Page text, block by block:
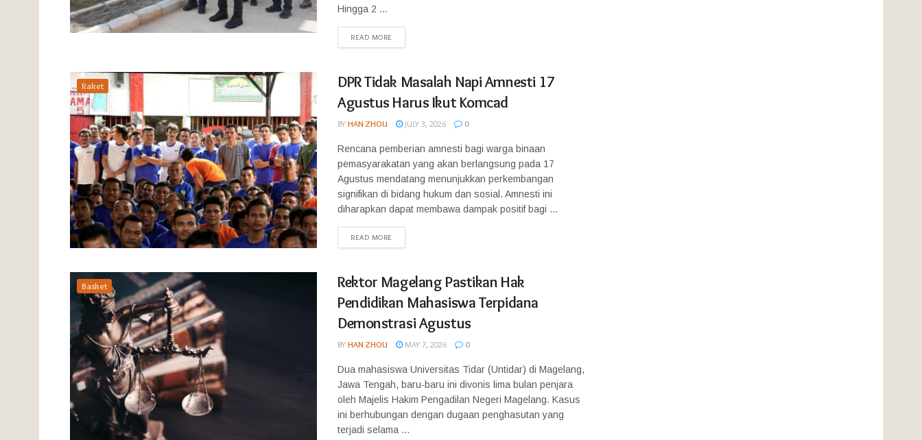
Hingga 2 ...
READ MORE
Raket
DPR Tidak Masalah Napi Amnesti 17
Agustus Harus Ikut Komcad
BY HAN ZHOU JULY 3, 2026 0
Rencana pemberian amnesti bagi warga binaan
pemasyarakatan yang akan berlangsung pada 17
Agustus mendatang menunjukkan perkembangan
signifikan di bidang hukum dan sosial. Amnesti ini
diharapkan dapat membawa dampak positif bagi ...
READ MORE
Basket
Rektor Magelang Pastikan Hak
Pendidikan Mahasiswa Terpidana
Demonstrasi Agustus
BY HAN ZHOU MAY 7, 2026 0
Dua mahasiswa Universitas Tidar (Untidar) di Magelang,
Jawa Tengah, baru-baru ini divonis lima bulan penjara
oleh Majelis Hakim Pengadilan Negeri Magelang. Kasus
ini berhubungan dengan dugaan penghasutan yang
terjadi selama ...